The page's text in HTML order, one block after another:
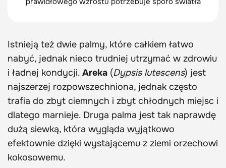
Istnieją też dwie palmy, które całkiem łatwo
nabyć, jednak nieco trudniej utrzymać w zdrowiu
i ładnej kondycji. Areka (Dypsis lutescens) jest
najszerzej rozpowszechniona, jednak często
trafia do zbyt ciemnych i zbyt chłodnych miejsc i
dlatego marnieje. Druga palma jest tak naprawdę
dużą siewką, która wygląda wyjątkowo
efektownie dzięki wystającemu z ziemi orzechowi
kokosowemu.